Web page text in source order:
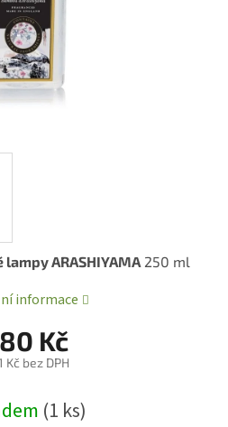
Kč
Kč bez DPH
cena:(1 ks)
ARASHIYAMA250 ml
informace